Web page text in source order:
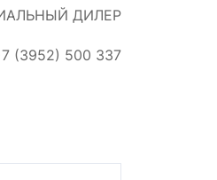
ДИЛЕР
(3952) 500 337